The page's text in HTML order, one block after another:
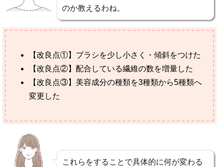
のか教えるわね。
【改良点①】ブラシを少し小さく・傾斜をつけた
【改良点②】配合している繊維の数を増量した
【改良点③】美容成分の種類を3種類から5種類へ
変更した
これらをすることで具体的に何が変わる